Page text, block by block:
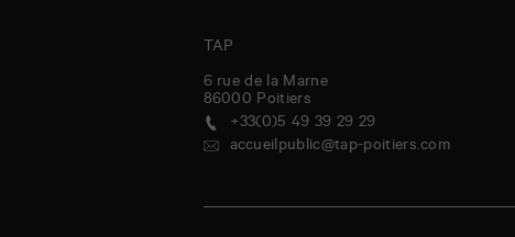
TAP
6 rue de la Marne
86000 Poitiers
+33(0)5 49 39 29 29
accueilpublic@tap-poitiers.com